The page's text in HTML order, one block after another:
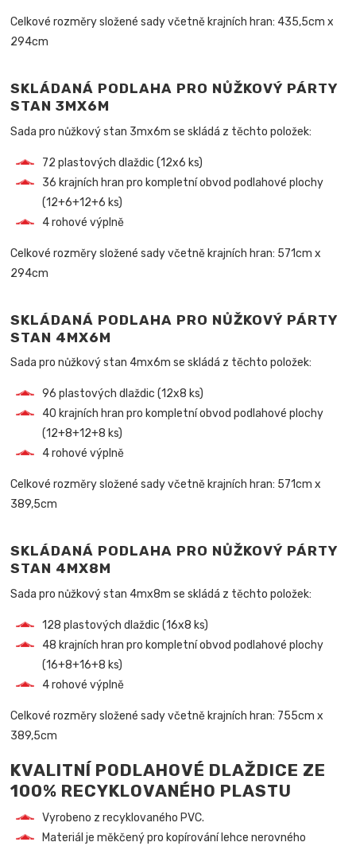
Celkové rozměry složené sady včetně krajních hran: 435,5cm x
294cm
SKLÁDANÁ PODLAHA PRO NŮŽKOVÝ PÁRTY
STAN 3MX6M
Sada pro nůžkový stan 3mx6m se skládá z těchto položek:
72 plastových dlaždic (12x6 ks)
36 krajních hran pro kompletní obvod podlahové plochy
(12+6+12+6 ks)
4 rohové výplně
Celkové rozměry složené sady včetně krajních hran: 571cm x
294cm
SKLÁDANÁ PODLAHA PRO NŮŽKOVÝ PÁRTY
STAN 4MX6M
Sada pro nůžkový stan 4mx6m se skládá z těchto položek:
96 plastových dlaždic (12x8 ks)
40 krajních hran pro kompletní obvod podlahové plochy
(12+8+12+8 ks)
4 rohové výplně
Celkové rozměry složené sady včetně krajních hran: 571cm x
389,5cm
SKLÁDANÁ PODLAHA PRO NŮŽKOVÝ PÁRTY
STAN 4MX8M
Sada pro nůžkový stan 4mx8m se skládá z těchto položek:
128 plastových dlaždic (16x8 ks)
48 krajních hran pro kompletní obvod podlahové plochy
(16+8+16+8 ks)
4 rohové výplně
Celkové rozměry složené sady včetně krajních hran: 755cm x
389,5cm
KVALITNÍ PODLAHOVÉ DLAŽDICE ZE
100% RECYKLOVANÉHO PLASTU
Vyrobeno z recyklovaného PVC.
Materiál je měkčený pro kopírování lehce nerovného